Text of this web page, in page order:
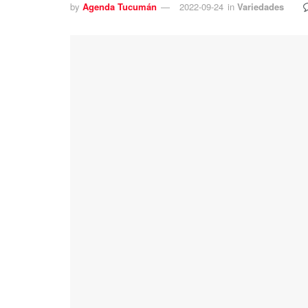
by Agenda Tucumán 2022-09-24 in Variedades